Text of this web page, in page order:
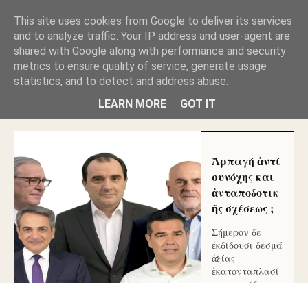
ΑΥΤΟΧΘΟΝΕΣ ΜΟΥ ΕΚΛΕΙΣΑΝ ΤΑ ΣΟΣΙΑΛ ΚΑΙ
ΦΙΜΩΣΑΝ ΤΟ SITE. ΟΙ ΧΙΛΙΑΔΕΣ ΜΙΚΡΟΕΠΕΝΔΥΤΕΣ
ΕΠΕΝΔΥΣΑΤΕ ΓΙΑ ΛΕΗΛΑΣΙΑ ΚΑΙ ΕΓΚΛΗΜΑ ?
ΓΛΥΦΑΔΑ WEB |ΟΙ ΜΕΓΑΛΟΙ ΚΛΕΠΤΑΙ ΑΠΟ ΤΟ
ΜΙΚΡΟΝ ΑΠΑΓΟΥΣΙ
Ἁρπαγή ἀντί
συνόχης και
ἀνταποδοτικ
ῆς σχέσεως ;
Σήμερον δε
ἐκδίδουσι δεσμά
ἀξίας
ἑκατονταπλασί
This site uses cookies from Google to deliver its services
and to analyze traffic. Your IP address and user-agent are
shared with Google along with performance and security
metrics to ensure quality of service, generate usage
statistics, and to detect and address abuse.
LEARN MORE
GOT IT